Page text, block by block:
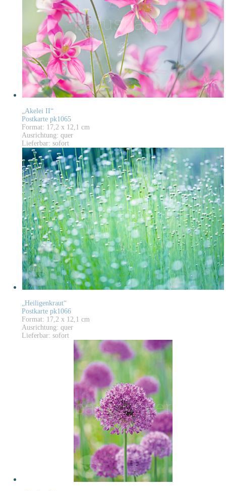
„Akelei II“
Postkarte pk1065
Format: 17,2 x 12,1 cm
Ausrichtung: quer
Lieferbar: sofort
„Heiligenkraut“
Postkarte pk1066
Format: 17,2 x 12,1 cm
Ausrichtung: quer
Lieferbar: sofort